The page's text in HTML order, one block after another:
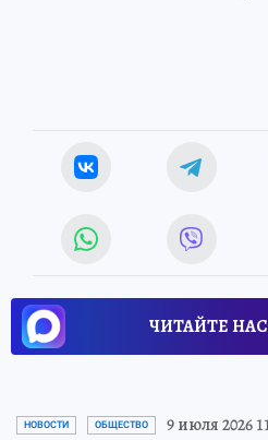
ЧИТАЙТЕ
НОВОСТИ ОБЩЕСТВО 9 июля 2026